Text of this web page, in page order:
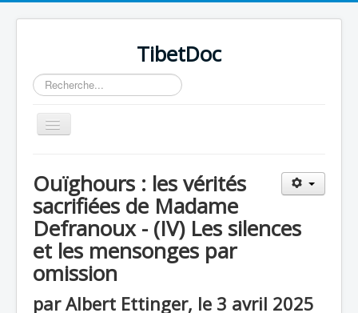
TibetDoc
Rechercher
Basculer
la
Ouïghours : les vérités
sacrifiées de Madame
Defranoux - (IV) Les silences
et les mensonges par
omission
par Albert Ettinger, le 3 avril 2025